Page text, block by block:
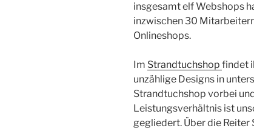
insgesamt elf Webshops
inzwischen 30
Onlineshops.
Im Strandtuchshop findet
unzählige Designs in
Strandtuchshop vorbei
Leistungsverhältnis ist
gegliedert. Über die Reiter